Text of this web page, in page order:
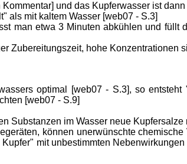
und das Kupferwasser ist
als mit kaltem Wasser [web07 - S.3]
man etwa 3 Minuten abkühlen und füllt
Zubereitungszeit, hohe Konzentrationen
optimal [web07 - S.3], so
[web07 - S.9]
Substanzen im Wasser neue
können unerwünschte
mit unbestimmten